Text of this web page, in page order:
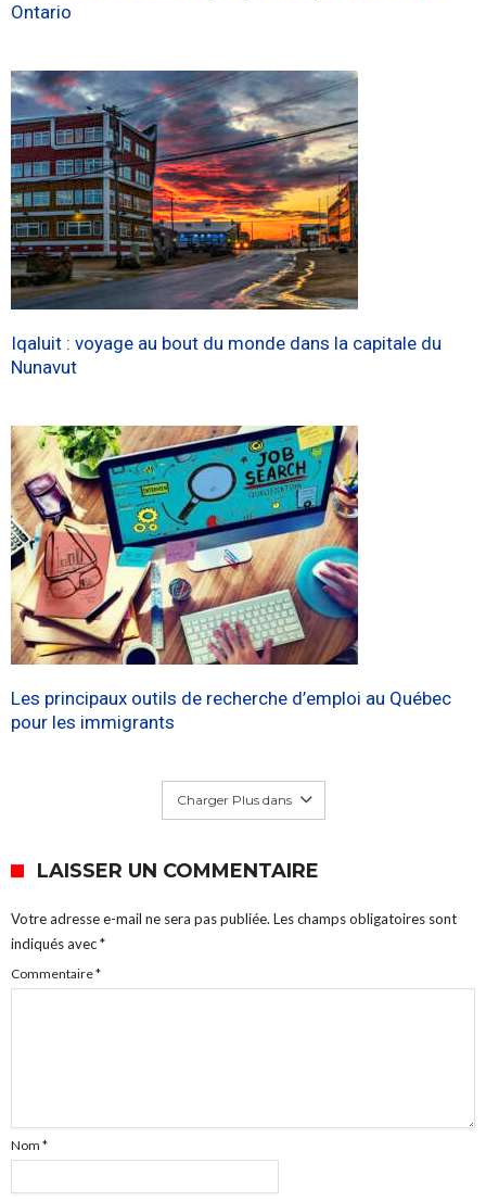
Ontario
Iqaluit : voyage au bout du monde dans la capitale du
Nunavut
Les principaux outils de recherche d’emploi au Québec
pour les immigrants
Charger Plus dans
LAISSER UN COMMENTAIRE
Votre adresse e-mail ne sera pas publiée. Les champs obligatoires sont
indiqués avec*
Commentaire*
Nom *